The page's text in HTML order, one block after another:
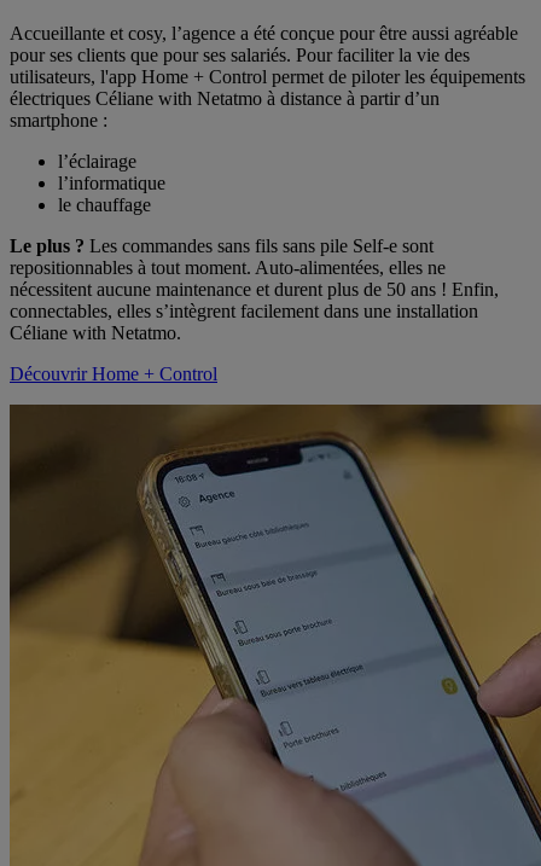
Accueillante et cosy, l’agence a été conçue pour être aussi agréable
pour ses clients que pour ses salariés. Pour faciliter la vie des
utilisateurs, l'app Home + Control permet de piloter les équipements
électriques Céliane with Netatmo à distance à partir d’un
smartphone :
l’éclairage
l’informatique
le chauffage
Le plus ? Les commandes sans fils sans pile Self-e sont
repositionnables à tout moment. Auto-alimentées, elles ne
nécessitent aucune maintenance et durent plus de 50 ans ! Enfin,
connectables, elles s’intègrent facilement dans une installation
Céliane with Netatmo.
Découvrir Home + Control